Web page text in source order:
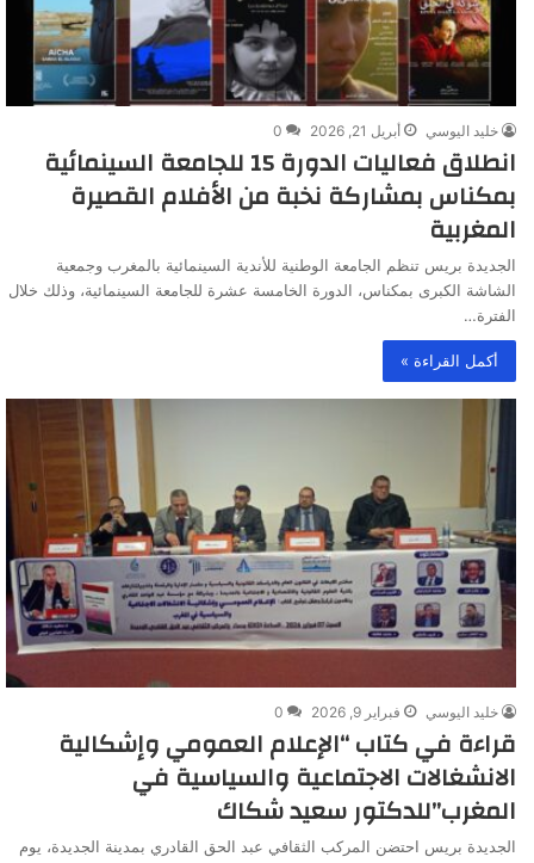
خليد اليوسي أبريل 21, 2026 0
انطلاق فعاليات الدورة 15 للجامعة السينمائية
بمكناس بمشاركة نخبة من الأفلام القصيرة
المغربية
الجديدة بريس تنظم الجامعة الوطنية للأندية السينمائية بالمغرب وجمعية
الشاشة الكبرى بمكناس، الدورة الخامسة عشرة للجامعة السينمائية، وذلك خلال
الفترة…
أكمل القراءة »
خليد اليوسي فبراير 9, 2026 0
قراءة في كتاب “الإعلام العمومي وإشكالية
الانشغالات الاجتماعية والسياسية في
المغرب”للدكتور سعيد شكاك
الجديدة بريس احتضن المركب الثقافي عبد الحق القادري بمدينة الجديدة، يوم